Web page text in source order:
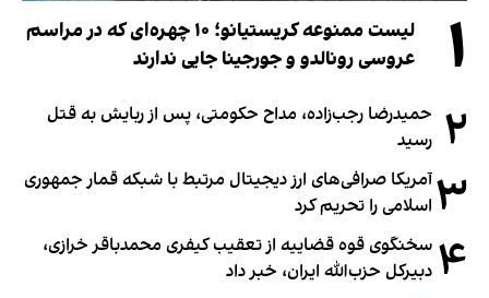
۱
لیست ممنوعه کریستیانو؛ ۱۰ چهره‌ای که در مراسم
عروسی رونالدو و جورجینا جایی ندارند
۲ حمیدرضا رجب‌زاده، مداح حکومتی، پس از ربایش به قتل
رسید
۳آمریکا صرافی‌های ارز دیجیتال مرتبط با شبکه قمار جمهوری
اسلامی را تحریم کرد
۴ سخنگوی قوه قضاییه از تعقیب کیفری محمدباقر خرازی،
دبیر‌کل حزب‌الله ایران، خبر داد